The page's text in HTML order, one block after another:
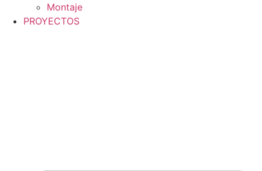
Montaje
PROYECTOS